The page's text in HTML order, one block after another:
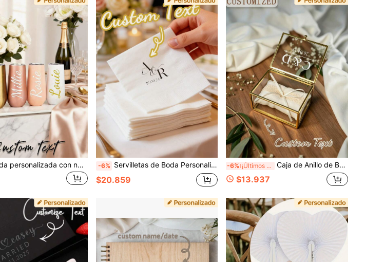
Taza aislada personalizada con nombre, taza de champán de acero inoxidable, taza de champán para dama de honor, taza aislada de doble pared al vacío, taza de viaje, taza para coche, adecuada para uso en invierno y verano, mejor regalo para la familia, la esposa o cualquier persona -6% Servilletas de Boda Personalizadas: Servilletas Cuadradas Elegantes Personalizables, Disponibles en una Variedad de Colores. Estas Exquisitas Servilletas Desechables Blancas de 3 Capas son Decoraciones de Mesa Perfectas para Fiestas, Cumpleaños y Bodas., Aniversario
$20.859
-6% ¡Últimos 3 días Caja de Anillo de Boda Personalizada, Incluye Nombres de la Pareja, Fecha de la Boda y Coordenadas de Latitud/Longitud. Adecuada para Boda, Compromiso o Propuesta, Accesorio Perfecto para Fotos de Boda y Regalo Ideal, Regalo de Aniversario
$13.937